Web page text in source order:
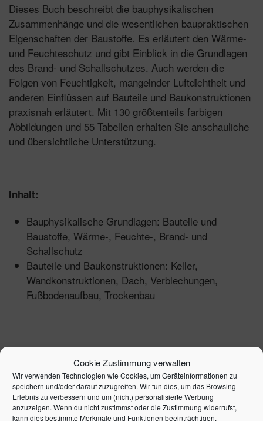
Cookie Zustimmung verwalten
Wir verwenden Technologien wie Cookies, um Geräteinformationen zu
speichern und/oder darauf zuzugreifen. Wir tun dies, um das Browsing-
Erlebnis zu verbessern und um (nicht) personalisierte Werbung
anzuzeigen. Wenn du nicht zustimmst oder die Zustimmung widerrufst,
kann dies bestimmte Merkmale und Funktionen beeinträchtigen.
Dieses Buch beschreibt die bauphysikalischen
Zusammenhänge und die wesentlichen baupraktischen
Eigenschaften der Baustoffe. Es erläutert den Wärme-
und Feuchteschutz und gibt Einblick in die Grundlagen
des Brand- und Schallschutzes. Auch werden die
Folgen von Feuchtigkeit, mangelnder Luftdichtheit und
anderen Einflüssen auf Bauteile und Baukonstruktionen
praxisnah erläutert. Mit 130 größtenteils farbigen
Abbildungen und 55 Tabellen erhalten Sie anschauliche
und übersichtliche Unterstützung.
Inhalt:
Bauphysikalische Grundlagen: Bauteile und
Baustoffe, Wärme-, Feuchte-, Brand- und
Schallschutz
Bauteile und Baukonstruktionen: Keller,
Wandkonstruktionen, Dach, Verblechungen,
Fußbodenaufbau, Trockenbau
1. Auflage 2017 | Artikelnummer: 16041-0001 | ISBN:
9783648094433